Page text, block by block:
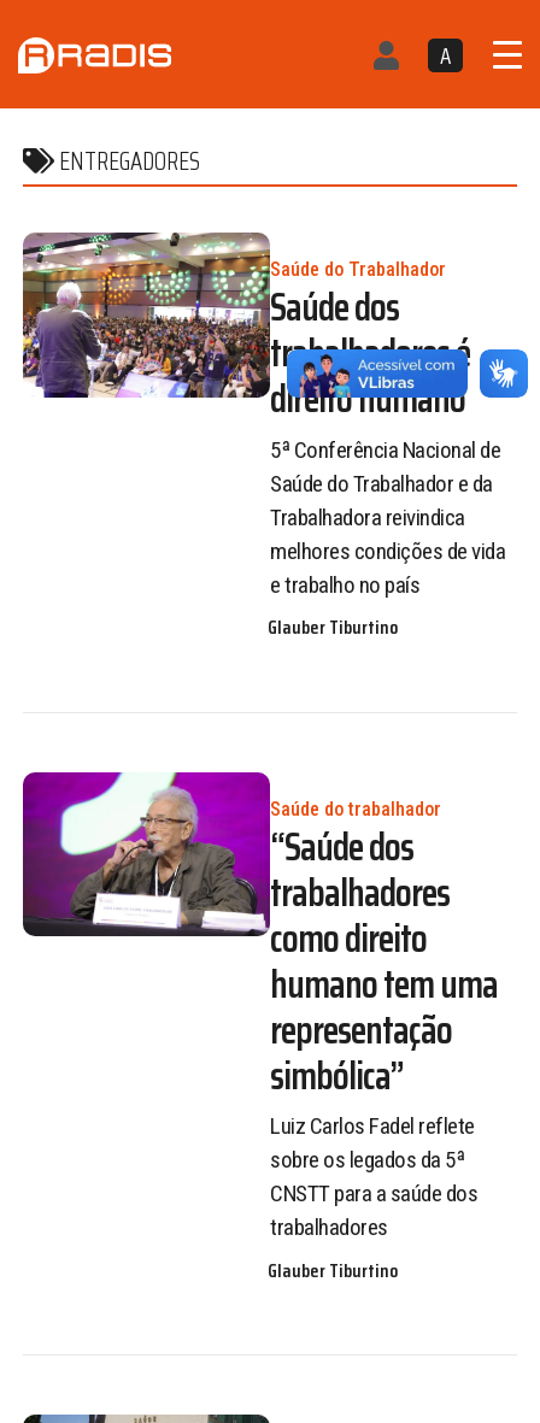
A
ENTREGADORES
Saúde do Trabalhador
Saúde dos
trabalhadores é
direito humano
5ª Conferência Nacional de
Saúde do Trabalhador e da
Trabalhadora reivindica
melhores condições de vida
e trabalho no país
Glauber Tiburtino
Saúde do trabalhador
“Saúde dos
trabalhadores
como direito
humano tem uma
representação
simbólica”
Luiz Carlos Fadel reflete
sobre os legados da 5ª
CNSTT para a saúde dos
trabalhadores
Glauber Tiburtino